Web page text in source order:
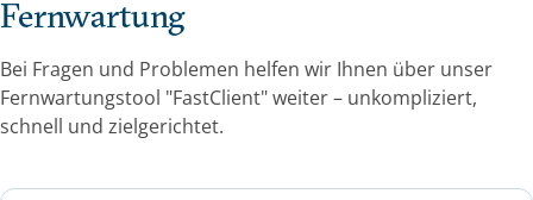
Fernwartung
Bei Fragen und Problemen helfen wir Ihnen über unser
Fernwartungstool "FastClient" weiter – unkompliziert,
schnell und zielgerichtet.